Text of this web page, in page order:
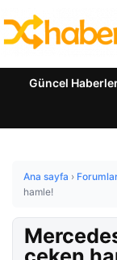
Güncel
Ana sayfa ›
hamle!